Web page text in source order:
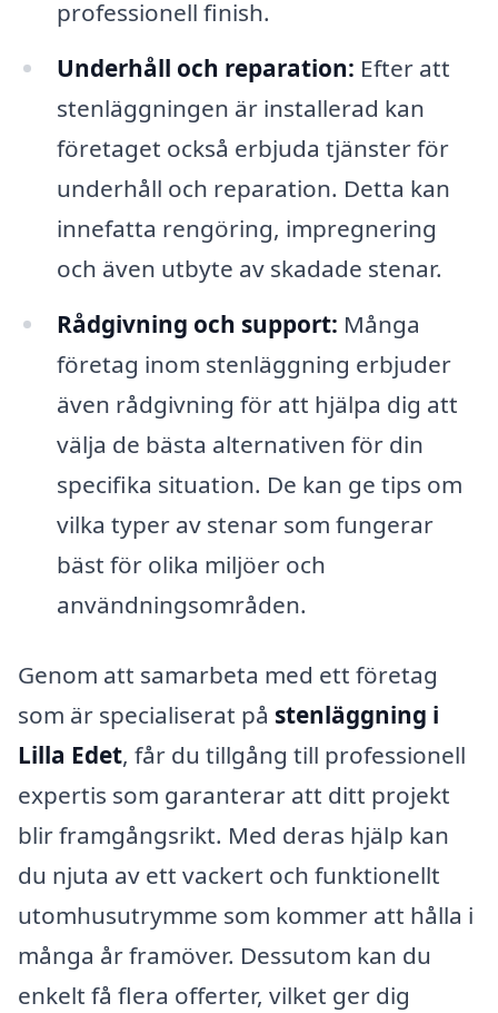
professionell finish.
Underhåll och reparation: Efter att
stenläggningen är installerad kan
företaget också erbjuda tjänster för
underhåll och reparation. Detta kan
innefatta rengöring, impregnering
och även utbyte av skadade stenar.
Rådgivning och support: Många
företag inom stenläggning erbjuder
även rådgivning för att hjälpa dig att
välja de bästa alternativen för din
specifika situation. De kan ge tips om
vilka typer av stenar som fungerar
bäst för olika miljöer och
användningsområden.
Genom att samarbeta med ett företag
som är specialiserat på stenläggning i
Lilla Edet, får du tillgång till professionell
expertis som garanterar att ditt projekt
blir framgångsrikt. Med deras hjälp kan
du njuta av ett vackert och funktionellt
utomhusutrymme som kommer att hålla i
många år framöver. Dessutom kan du
enkelt få flera offerter, vilket ger dig